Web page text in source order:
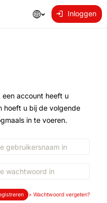
Inloggen
een account heeft u
hoeft u bij de volgende
in te voeren.
> Wachtwoord vergeten?